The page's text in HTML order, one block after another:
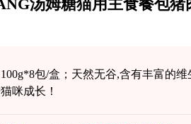
汤姆糖猫用主食餐包猪
包/盒；天然无谷,含有丰富的
咪成长！